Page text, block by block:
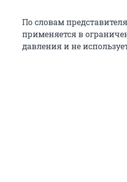
По словам
применяется в
давления и не